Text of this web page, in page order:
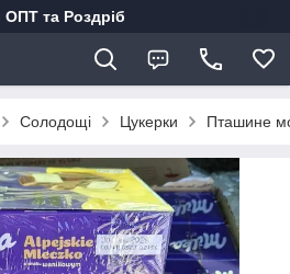
ОПТ та Роздріб
Солодощі Цукерки Пташине